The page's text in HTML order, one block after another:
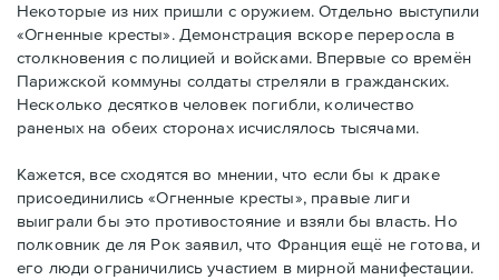
Некоторые из них пришли с оружием. Отдельно выступили
«Огненные кресты». Демонстрация вскоре переросла в
столкновения с полицией и войсками. Впервые со времён
Парижской коммуны солдаты стреляли в гражданских.
Несколько десятков человек погибли, количество
раненых на обеих сторонах исчислялось тысячами.
Кажется, все сходятся во мнении, что если бы к драке
присоединились «Огненные кресты», правые лиги
выиграли бы это противостояние и взяли бы власть. Но
полковник де ля Рок заявил, что Франция ещё не готова, и
его люди ограничились участием в мирной манифестации.